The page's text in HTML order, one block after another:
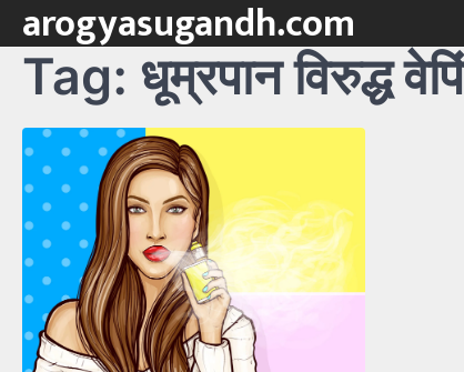
Skip
content
arogyasugandh.com
Tag: धूम्रपान विरुद्ध